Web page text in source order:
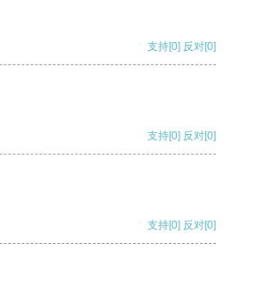
支持[0] 反对[0]
支持[0] 反对[0]
支持[0] 反对[0]